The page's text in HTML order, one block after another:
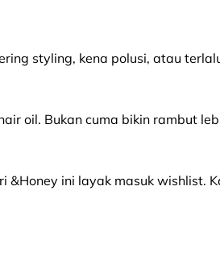
styling, kena polusi, atau
oil. Bukan cuma bikin rambut
ini layak masuk wishlist.